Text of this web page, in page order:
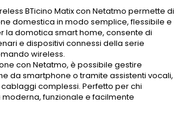
BTicino Matix con Netatmo permette di
domestica in modo semplice, flessibile e
la domotica smart home, consente di
e dispositivi connessi della serie
wireless.
con Netatmo, è possibile gestire
da smartphone o tramite assistenti vocali,
complessi. Perfetto per chi
funzionale e facilmente